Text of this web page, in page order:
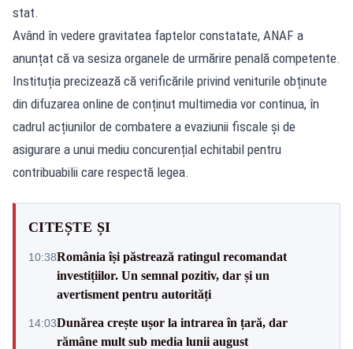
stat.
Având în vedere gravitatea faptelor constatate, ANAF a
anunțat că va sesiza organele de urmărire penală competente.
Instituția precizează că verificările privind veniturile obținute
din difuzarea online de conținut multimedia vor continua, în
cadrul acțiunilor de combatere a evaziunii fiscale și de
asigurare a unui mediu concurențial echitabil pentru
contribuabilii care respectă legea.
CITEȘTE ȘI
10:38România își păstrează ratingul recomandat
investițiilor. Un semnal pozitiv, dar și un
avertisment pentru autorități
14:03Dunărea crește ușor la intrarea în țară, dar
rămâne mult sub media lunii august